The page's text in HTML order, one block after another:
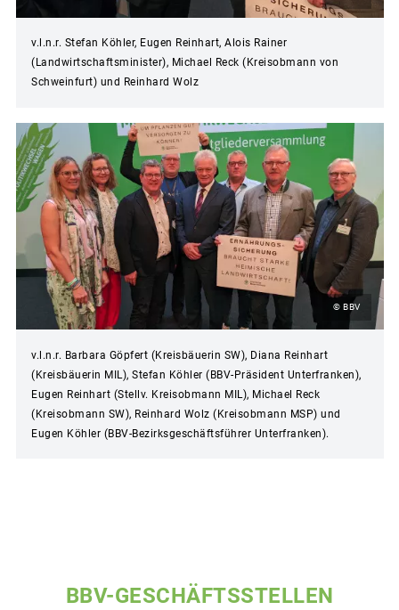
v.l.n.r. Stefan Köhler, Eugen Reinhart, Alois Rainer
(Landwirtschaftsminister), Michael Reck (Kreisobmann von
Schweinfurt) und Reinhard Wolz
© BBV
v.l.n.r. Barbara Göpfert (Kreisbäuerin SW), Diana Reinhart
(Kreisbäuerin MIL), Stefan Köhler (BBV-Präsident Unterfranken),
Eugen Reinhart (Stellv. Kreisobmann MIL), Michael Reck
(Kreisobmann SW), Reinhard Wolz (Kreisobmann MSP) und
Eugen Köhler (BBV-Bezirksgeschäftsführer Unterfranken).
BBV-GESCHÄFTSSTELLEN